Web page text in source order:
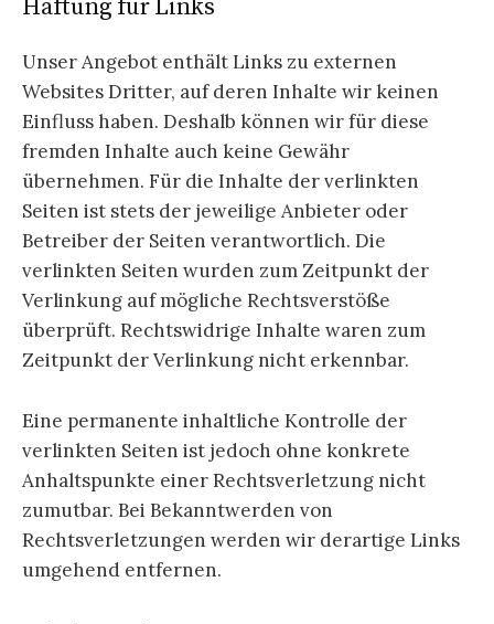
Haftung für Links
Unser Angebot enthält Links zu externen
Websites Dritter, auf deren Inhalte wir keinen
Einfluss haben. Deshalb können wir für diese
fremden Inhalte auch keine Gewähr
übernehmen. Für die Inhalte der verlinkten
Seiten ist stets der jeweilige Anbieter oder
Betreiber der Seiten verantwortlich. Die
verlinkten Seiten wurden zum Zeitpunkt der
Verlinkung auf mögliche Rechtsverstöße
überprüft. Rechtswidrige Inhalte waren zum
Zeitpunkt der Verlinkung nicht erkennbar.
Eine permanente inhaltliche Kontrolle der
verlinkten Seiten ist jedoch ohne konkrete
Anhaltspunkte einer Rechtsverletzung nicht
zumutbar. Bei Bekanntwerden von
Rechtsverletzungen werden wir derartige Links
umgehend entfernen.